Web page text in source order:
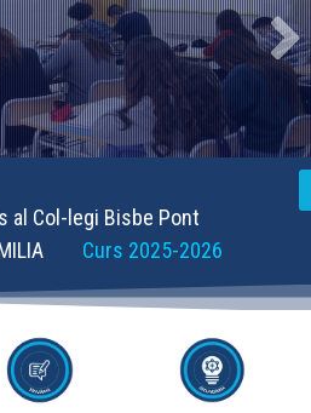
Col-legi Bisbe Pont
Curs 2025-2026